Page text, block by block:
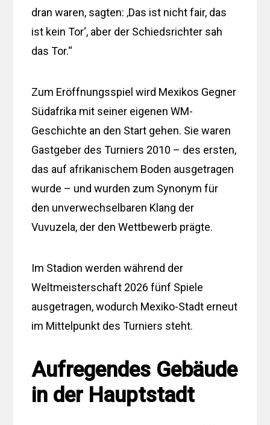
dran waren, sagten: ‚Das ist nicht fair, das
ist kein Tor‘, aber der Schiedsrichter sah
das Tor.“
Zum Eröffnungsspiel wird Mexikos Gegner
Südafrika mit seiner eigenen WM-
Geschichte an den Start gehen. Sie waren
Gastgeber des Turniers 2010 – des ersten,
das auf afrikanischem Boden ausgetragen
wurde – und wurden zum Synonym für
den unverwechselbaren Klang der
Vuvuzela, der den Wettbewerb prägte.
Im Stadion werden während der
Weltmeisterschaft 2026 fünf Spiele
ausgetragen, wodurch Mexiko-Stadt erneut
im Mittelpunkt des Turniers steht.
Aufregendes Gebäude
in der Hauptstadt